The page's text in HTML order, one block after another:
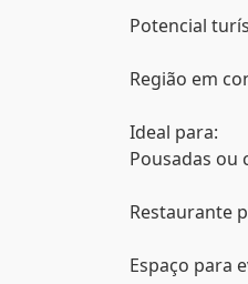
Potencial
Região em
Ideal para:
Pousadas ou
Restaurante
Espaço para